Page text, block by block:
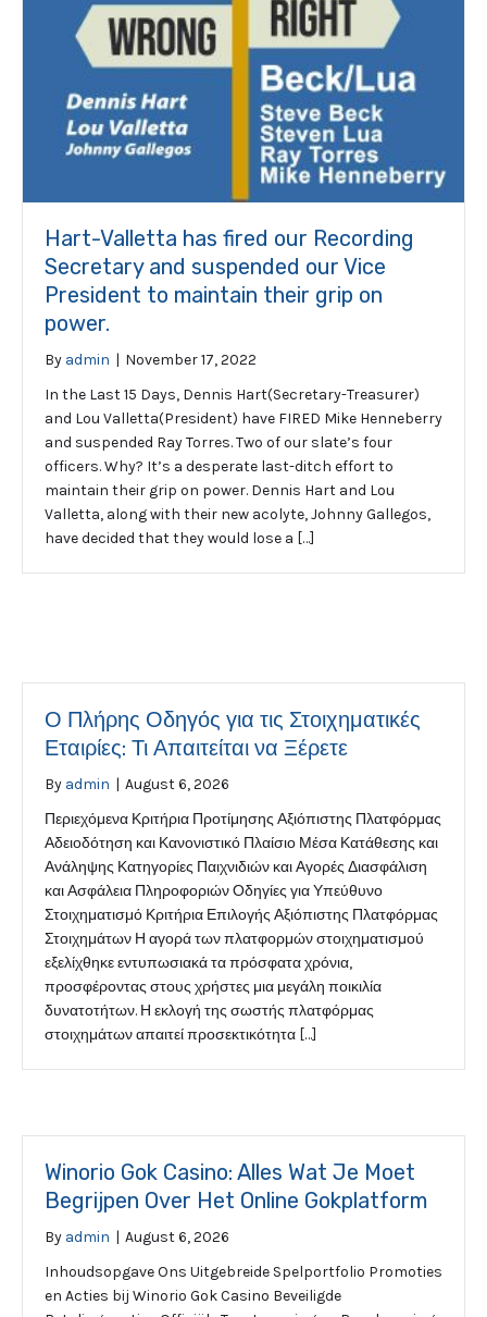
Hart-Valletta has fired our Recording
Secretary and suspended our Vice
President to maintain their grip on
power.
By admin | November 17, 2022
In the Last 15 Days, Dennis Hart(Secretary-Treasurer)
and Lou Valletta(President) have FIRED Mike Henneberry
and suspended Ray Torres. Two of our slate’s four
officers. Why? It’s a desperate last-ditch effort to
maintain their grip on power. Dennis Hart and Lou
Valletta, along with their new acolyte, Johnny Gallegos,
have decided that they would lose a […]
Ο Πλήρης Οδηγός για τις Στοιχηματικές
Εταιρίες: Τι Απαιτείται να Ξέρετε
By admin | August 6, 2026
Περιεχόμενα Κριτήρια Προτίμησης Αξιόπιστης Πλατφόρμας
Αδειοδότηση και Κανονιστικό Πλαίσιο Μέσα Κατάθεσης και
Ανάληψης Κατηγορίες Παιχνιδιών και Αγορές Διασφάλιση
και Ασφάλεια Πληροφοριών Οδηγίες για Υπεύθυνο
Στοιχηματισμό Κριτήρια Επιλογής Αξιόπιστης Πλατφόρμας
Στοιχημάτων Η αγορά των πλατφορμών στοιχηματισμού
εξελίχθηκε εντυπωσιακά τα πρόσφατα χρόνια,
προσφέροντας στους χρήστες μια μεγάλη ποικιλία
δυνατοτήτων. Η εκλογή της σωστής πλατφόρμας
στοιχημάτων απαιτεί προσεκτικότητα […]
Winorio Gok Casino: Alles Wat Je Moet
Begrijpen Over Het Online Gokplatform
By admin | August 6, 2026
Inhoudsopgave Ons Uitgebreide Spelportfolio Promoties
en Acties bij Winorio Gok Casino Beveiligde